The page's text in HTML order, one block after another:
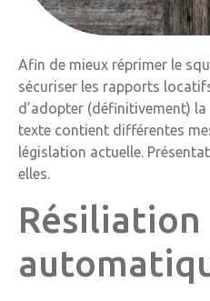
Afin de mieux réprimer le
sécuriser les rapports
d’adopter (définitivement)
texte contient différentes
législation actuelle.
elles.
Résiliation